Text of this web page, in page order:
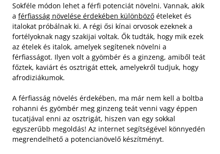
Sokféle módon lehet a férfi potenciát növelni. Vannak, akik
a férfiasság növelése érdekében különböző ételeket és
italokat próbálnak ki. A régi ősi kínai orvosok ezeknek a
fortélyoknak nagy szakijai voltak. Ők tudták, hogy mik ezek
az ételek és italok, amelyek segítenek növelni a
férfiasságot. Ilyen volt a gyömbér és a ginzeng, amiből teát
főztek, kaviárt és osztrigát ettek, amelyekről tudjuk, hogy
afrodiziákumok.
A férfiasság növelés érdekében, ma már nem kell a boltba
rohanni és gyömbér meg ginzeng teát venni vagy éppen
tucatjával enni az osztrigát, hiszen van egy sokkal
egyszerűbb megoldás! Az internet segítségével könnyedén
megrendelhető a potencianövelő készítményt.